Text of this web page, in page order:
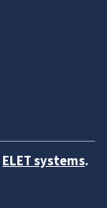
ELET systems.